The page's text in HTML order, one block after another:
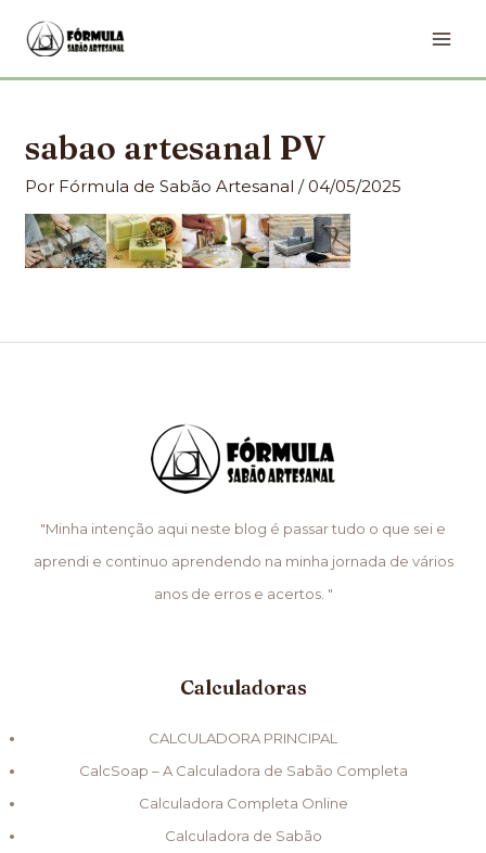
para
o
sabao artesanal PV
Por Fórmula de Sabão Artesanal/04/05/2025
"Minha intenção aqui neste blog é passar tudo o que sei e
aprendi e continuo aprendendo na minha jornada de vários
anos de erros e acertos. "
Calculadoras
CALCULADORA PRINCIPAL
CalcSoap – A Calculadora de Sabão Completa
Calculadora Completa Online
Calculadora de Sabão